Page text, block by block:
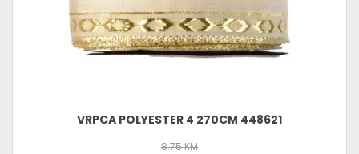
VRPCA POLYESTER 4 270CM 448621
8.75 KM